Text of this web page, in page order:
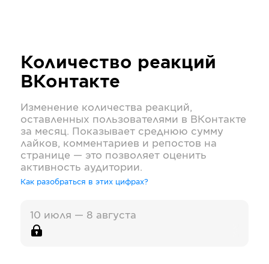
Количество реакций
ВКонтакте
Изменение количества реакций,
оставленных пользователями в ВКонтакте
за месяц. Показывает среднюю сумму
лайков, комментариев и репостов на
странице — это позволяет оценить
активность аудитории.
Как разобраться в этих цифрах?
10 июля — 8 августа